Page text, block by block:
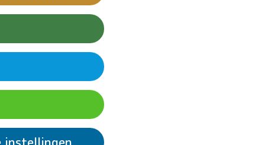
en
consumptie en